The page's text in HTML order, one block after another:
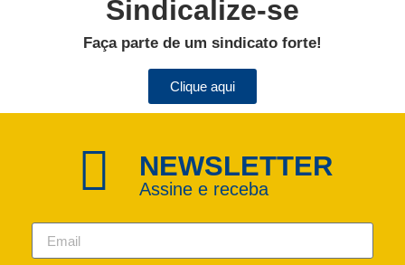
Sindicalize-se
Faça parte de um sindicato forte!
Clique aqui
NEWSLETTER
Assine e receba